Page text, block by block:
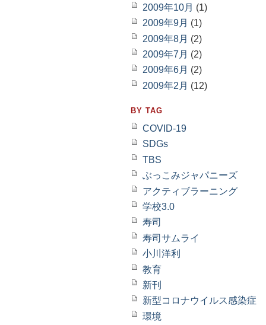
2009年10月 (1)
2009年9月 (1)
2009年8月 (2)
2009年7月 (2)
2009年6月 (2)
2009年2月 (12)
BY TAG
COVID-19
SDGs
TBS
ぶっこみジャパニーズ
アクティブラーニング
学校3.0
寿司
寿司サムライ
小川洋利
教育
新刊
新型コロナウイルス感染症
環境